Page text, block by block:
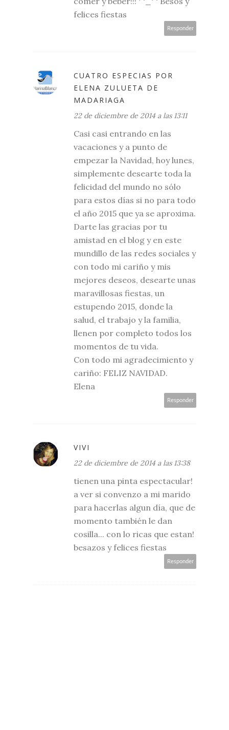
felices fiestas
Responder
CUATRO ESPECIAS POR
ELENA ZULUETA DE
MADARIAGA
22 de diciembre de 2014 a las 13:11
Casi casi entrando en las
vacaciones y a punto de
empezar la Navidad, hoy lunes,
simplemente desearte toda la
felicidad del mundo no sólo
para estos días si no para todo
el año 2015 que ya se aproxima.
Darte las gracias por tu
amistad en el blog y en este
mundillo de las redes sociales y
con todo mi cariño y mis
mejores deseos, desearte unas
maravillosas fiestas, un
estupendo 2015, donde la
salud, el trabajo y la familia,
llenen por completo todos los
momentos de tu vida.
Con todo mi agradecimiento y
cariño: FELIZ NAVIDAD.
Elena
Responder
VIVI
22 de diciembre de 2014 a las 13:38
tienen una pinta espectacular!
a ver si convenzo a mi marido
para hacerlas algun día, que de
momento también le dan
cosilla... con lo ricas que estan!
besazos y felices fiestas
Responder